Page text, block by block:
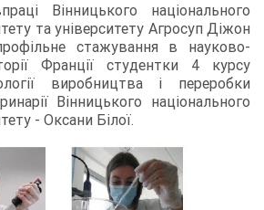
Вінницького національного
та університету Агросуп Діжон
стажування в науково-
Франції студентки 4 курсу
виробництва і переробки
Вінницького національного
- Оксани Білої.